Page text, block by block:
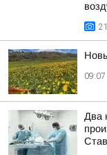
09:07
Два